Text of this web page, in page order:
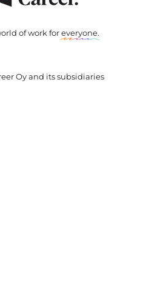
of work foreveryone.
Oy and its subsidiaries